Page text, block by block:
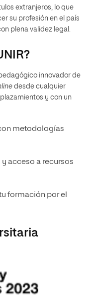
extranjeros, lo que
su profesión en el país
plena validez legal.
innovador de
desde cualquier
y con un
metodologías
acceso a recursos
formación por el